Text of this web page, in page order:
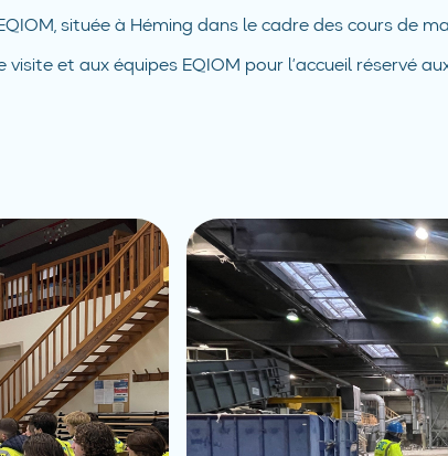
située à Héming dans le cadre des cours de
et aux équipes EQIOM pour l’accueil réservé